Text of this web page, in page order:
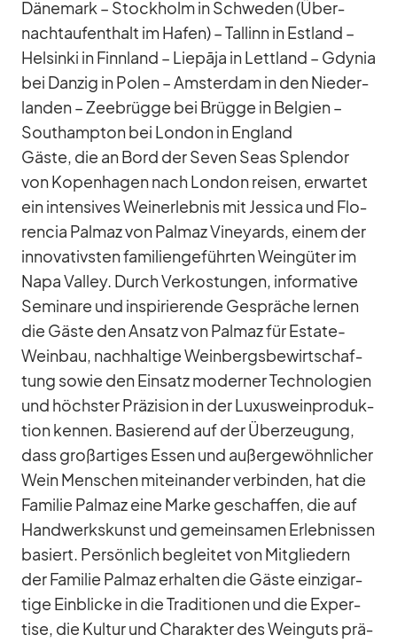
Dä­ne­mark – Stock­holm in Schwe­den (Über­
nacht­auf­ent­halt im Ha­fen) – Tal­linn in Est­land –
Hel­sinki in Finn­land – Liepāja in Lett­land – Gdy­nia
bei Dan­zig in Po­len – Ams­ter­dam in den Nie­der­
lan­den – Zee­brügge bei Brügge in Bel­gien –
Sout­hamp­ton bei Lon­don in Eng­land
Gäste, die an Bord der Se­ven Seas Sple­ndor
von Ko­pen­ha­gen nach Lon­don rei­sen, er­war­tet
ein in­ten­si­ves Wein­erleb­nis mit Jes­sica und Flo­
ren­cia Pal­maz von Pal­maz Vi­ney­ards, ei­nem der
in­no­va­tivs­ten fa­mi­li­en­ge­führ­ten Wein­gü­ter im
Napa Val­ley. Durch Ver­kos­tun­gen, in­for­ma­tive
Se­mi­nare und in­spi­rie­rende Ge­sprä­che ler­nen
die Gäste den An­satz von Pal­maz für Es­tate-
Wein­bau, nach­hal­tige Wein­bergs­be­wirt­schaf­
tung so­wie den Ein­satz mo­der­ner Tech­no­lo­gien
und höchs­ter Prä­zi­sion in der Lu­xus­wein­pro­duk­
tion ken­nen. Ba­sie­rend auf der Über­zeu­gung,
dass groß­ar­ti­ges Es­sen und au­ßer­ge­wöhn­li­cher
Wein Men­schen mit­ein­an­der ver­bin­den, hat die
Fa­mi­lie Pal­maz eine Marke ge­schaf­fen, die auf
Hand­werks­kunst und ge­mein­sa­men Er­leb­nis­sen
ba­siert. Per­sön­lich be­glei­tet von Mit­glie­dern
der Fa­mi­lie Pal­maz er­hal­ten die Gäste ein­zig­ar­
tige Ein­bli­cke in die Tra­di­tio­nen und die Ex­per­
tise, die Kul­tur und Cha­rak­ter des Wein­guts prä­